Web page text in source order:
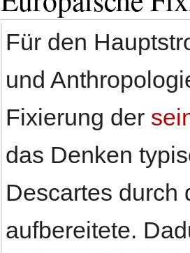
Für den
und
Fixierung der
das Denken
Descartes durch
aufbereitete.